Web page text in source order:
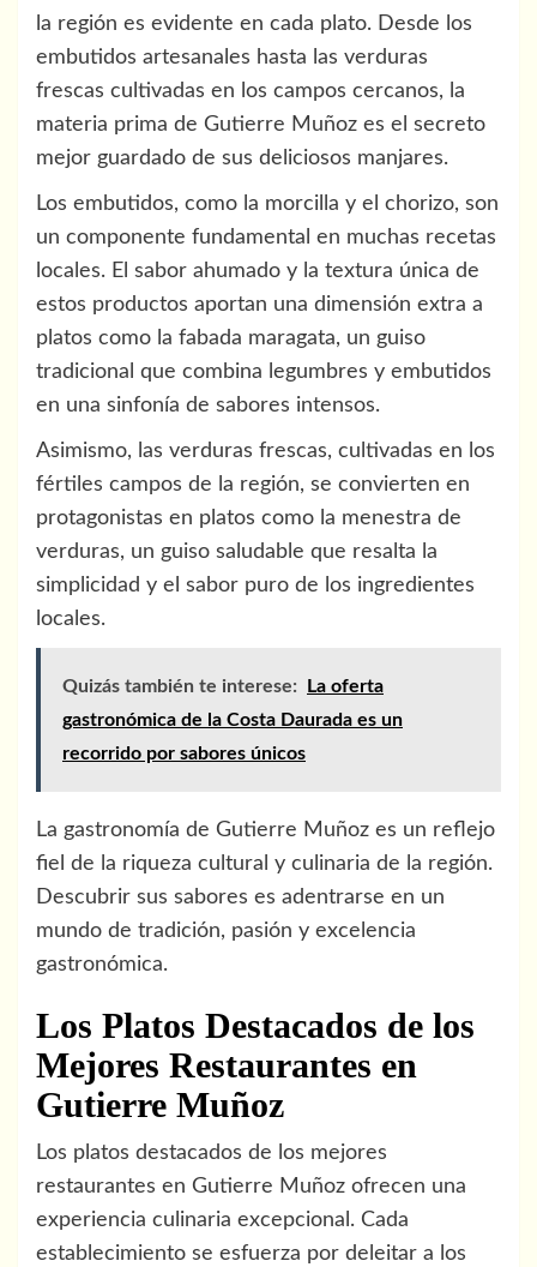
la región es evidente en cada plato. Desde los
embutidos artesanales hasta las verduras
frescas cultivadas en los campos cercanos, la
materia prima de Gutierre Muñoz es el secreto
mejor guardado de sus deliciosos manjares.
Los embutidos, como la morcilla y el chorizo, son
un componente fundamental en muchas recetas
locales. El sabor ahumado y la textura única de
estos productos aportan una dimensión extra a
platos como la fabada maragata, un guiso
tradicional que combina legumbres y embutidos
en una sinfonía de sabores intensos.
Asimismo, las verduras frescas, cultivadas en los
fértiles campos de la región, se convierten en
protagonistas en platos como la menestra de
verduras, un guiso saludable que resalta la
simplicidad y el sabor puro de los ingredientes
locales.
Quizás también te interese:
La oferta
gastronómica de la Costa Daurada es un
recorrido por sabores únicos
La gastronomía de Gutierre Muñoz es un reflejo
fiel de la riqueza cultural y culinaria de la región.
Descubrir sus sabores es adentrarse en un
mundo de tradición, pasión y excelencia
gastronómica.
Los Platos Destacados de los
Mejores Restaurantes en
Gutierre Muñoz
Los platos destacados de los mejores
restaurantes en Gutierre Muñoz ofrecen una
experiencia culinaria excepcional. Cada
establecimiento se esfuerza por deleitar a los